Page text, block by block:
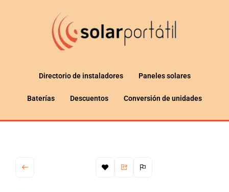
Directorio de instaladores Paneles solares
Baterías Descuentos Conversión de unidades